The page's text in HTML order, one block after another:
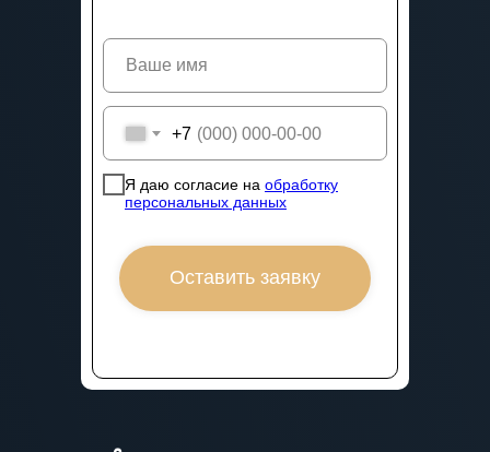
+7
Я даю согласие на обработку
персональных данных
Оставить заявку